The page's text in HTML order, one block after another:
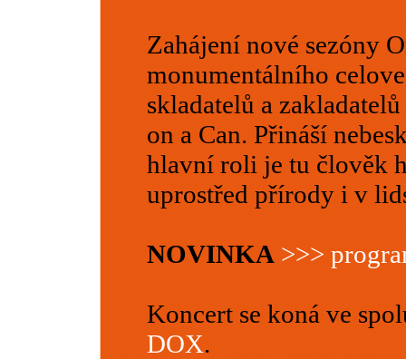
Zahájení nové sezóny
monumentálního
skladatelů a
on a Can. Přináší
hlavní roli je tu člověk
uprostřed přírody i v
NOVINKA >>>
Koncert se koná ve
DOX.